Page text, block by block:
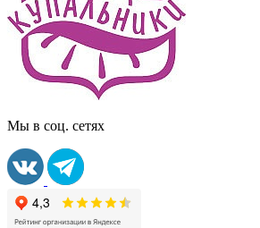
Мы в соц. сетях